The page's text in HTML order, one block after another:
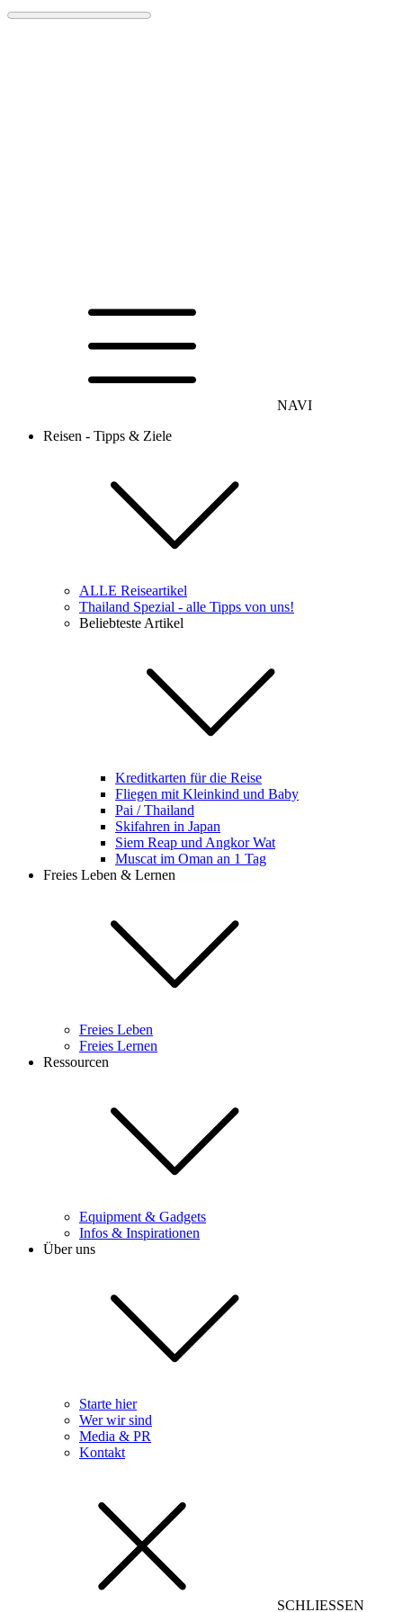
NAVI
Reisen - Tipps & Ziele
ALLE Reiseartikel
Thailand Spezial - alle Tipps von uns!
Beliebteste Artikel
Kreditkarten für die Reise
Fliegen mit Kleinkind und Baby
Pai / Thailand
Skifahren in Japan
Siem Reap und Angkor Wat
Muscat im Oman an 1 Tag
Freies Leben & Lernen
Freies Leben
Freies Lernen
Ressourcen
Equipment & Gadgets
Infos & Inspirationen
Über uns
Starte hier
Wer wir sind
Media & PR
Kontakt
SCHLIESSEN